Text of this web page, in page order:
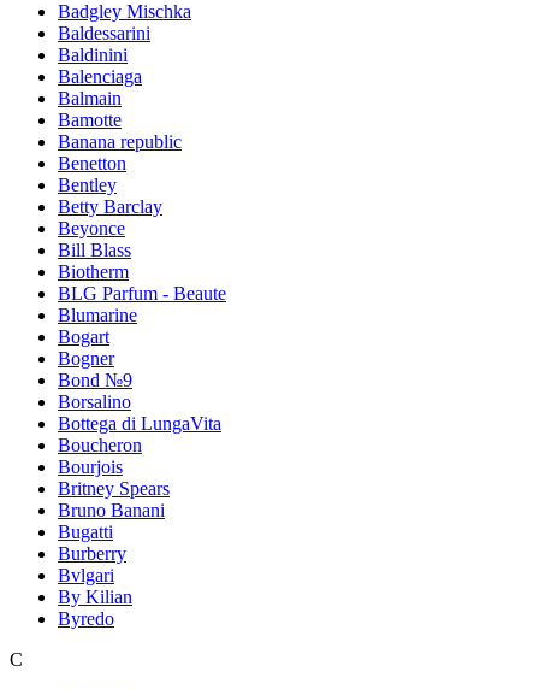
Badgley Mischka
Baldessarini
Baldinini
Balenciaga
Balmain
Bamotte
Banana republic
Benetton
Bentley
Betty Barclay
Beyonce
Bill Blass
Biotherm
BLG Parfum - Beaute
Blumarine
Bogart
Bogner
Bond №9
Borsalino
Bottega di LungaVita
Boucheron
Bourjois
Britney Spears
Bruno Banani
Bugatti
Burberry
Bvlgari
By Kilian
Byredo
C